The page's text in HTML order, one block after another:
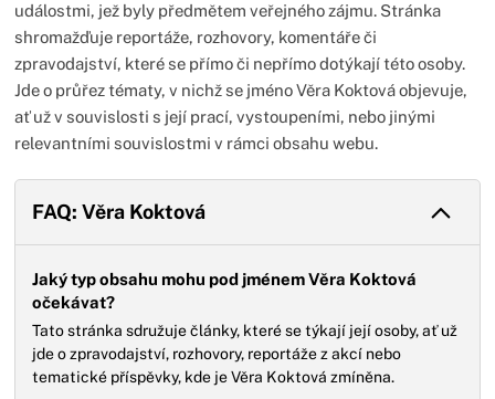
událostmi, jež byly předmětem veřejného zájmu. Stránka
shromažďuje reportáže, rozhovory, komentáře či
zpravodajství, které se přímo či nepřímo dotýkají této osoby.
Jde o průřez tématy, v nichž se jméno Věra Koktová objevuje,
ať už v souvislosti s její prací, vystoupeními, nebo jinými
relevantními souvislostmi v rámci obsahu webu.
FAQ: Věra Koktová
Jaký typ obsahu mohu pod jménem Věra Koktová
očekávat?
Tato stránka sdružuje články, které se týkají její osoby, ať už
jde o zpravodajství, rozhovory, reportáže z akcí nebo
tematické příspěvky, kde je Věra Koktová zmíněna.